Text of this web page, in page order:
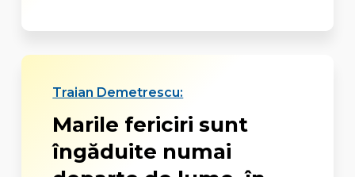
Traian Demetrescu:
Marile fericiri sunt
îngăduite numai